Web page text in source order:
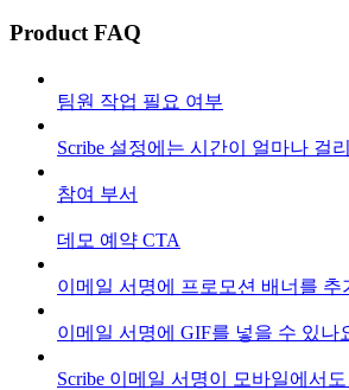
Product FAQ
팀원 작업 필요 여부
Scribe 설정에는 시간이 얼마나 걸
참여 부서
데모 예약 CTA
이메일 서명에 프로모션 배너를 추
이메일 서명에 GIF를 넣을 수 있나
Scribe 이메일 서명이 모바일에서